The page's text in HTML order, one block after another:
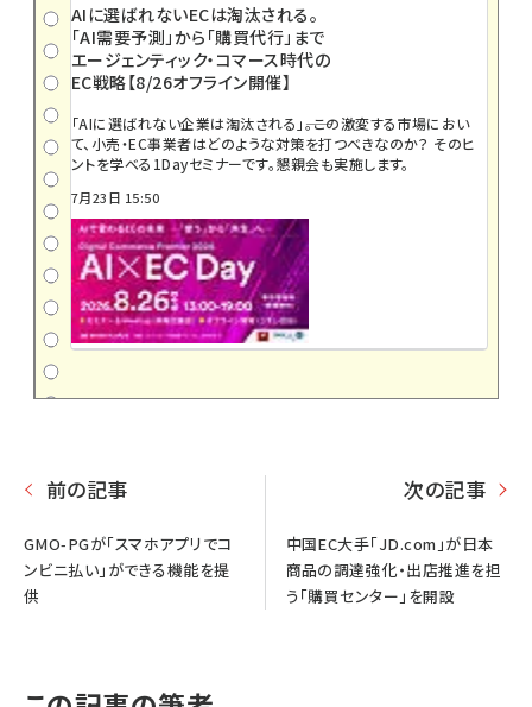
AIに選ばれないECは淘汰される。
「AI需要予測」から「購買代行」まで
エージェンティック・コマース時代の
EC戦略【8/26オフライン開催】
「AIに選ばれない企業は淘汰される」――。この激変する市場におい
て、小売・EC事業者はどのような対策を打つべきなのか？ そのヒ
ントを学べる1Dayセミナーです。懇親会も実施します。
7月23日 15:50
前の記事
GMO-PGが「スマホアプリでコ
ンビニ払い」ができる機能を提
供
次の記事
中国EC大手「JD.com」が日本
商品の調達強化・出店推進を担
う「購買センター」を開設